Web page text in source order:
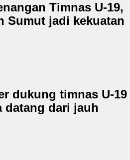
Timnas U-19,
Sumut jadi kekuatan
dukung timnas U-19
datang dari jauh